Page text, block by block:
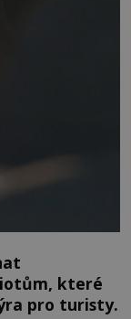
které
pro turisty.